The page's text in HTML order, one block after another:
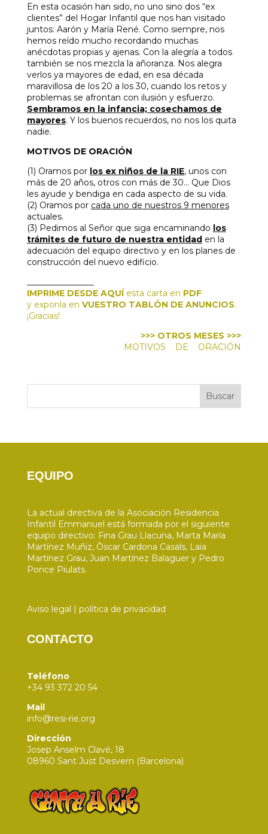
En esta ocasión han sido, no uno sino dos “ex
clientes” del Hogar Infantil que nos han visitado
juntos: Aarón y María René. Como siempre, nos
hemos reído mucho recordando muchas
anécdotas propias y ajenas. Con la alegría a todos
también se nos mezcla la añoranza. Nos alegra
verlos ya mayores de edad, en esa década
maravillosa de los 20 a los 30, cuando los retos y
problemas se afrontan con ilusión y esfuerzo.
Sembramos en la infancia; cosechamos de
mayores. Y los buenos recuerdos, no nos los quita
nadie.
MOTIVOS DE ORACIÓN
(1) Oramos por los ex niños de la RIE, unos con
más de 20 años, otros con más de 30… Que Dios
les ayude y bendiga en cada aspecto de su vida.
(2) Oramos por cada uno de nuestros 9 menores
actuales.
(3) Pedimos al Señor que siga encaminando los
trámites de futuro de nuestra entidaden la
adecuación del equipo directivo y en los planes de
construcción del nuevo edificio.
IMPRIME DESDE AQUÍ esta carta en PDF
y exponla en VUESTRO TABLÓN DE ANUNCIOS.
¡Gracias!
>>> OTROS MESES >>>
MOTIVOS DE ORACIÓN
Buscar
EQUIPO
La actual directiva de la Asociación Residencia
Infantil Emmanuel está formada por el siguiente
equipo directivo: Fina Grau Llacuna, Marta María
Martínez Muñiz, Òscar Cardona Casals, Laia
Martínez Grau, Juan Martínez Balaguer y Pedro
Ponce Piulats.
Aviso legal | política de privacidad
CONTACTO
Teléfono
+34 93 372 20 54
Mail
info@resi-rie.org
Dirección
Josep Anselm Clavé, 18
08960 Sant Just Desvern (Barcelona)